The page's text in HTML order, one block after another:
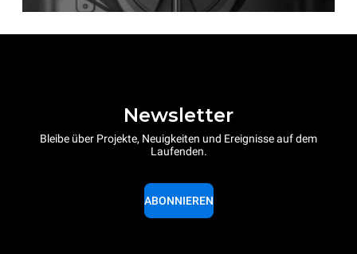
Newsletter
Bleibe über Projekte, Neuigkeiten und Ereignisse auf dem
Laufenden.
ABONNIEREN